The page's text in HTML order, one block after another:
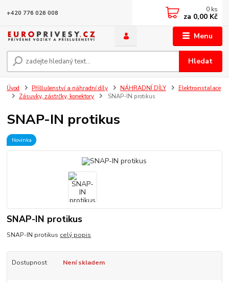
Menu
Hledat
+420 776 026 008 0 ks
za 0,00 Kč
Úvod Příšlušenství a náhradní díly NÁHRADNÍ DÍLY
Elektroinstalace
Zásuvky, zástrčky, konektory
SNAP-IN protikus
SNAP-IN protikus
Novinka
SNAP-IN protikus
SNAP-IN protikus celý popis
Dostupnost Není skladem